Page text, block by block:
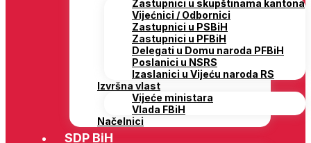
Zastupnici u skupštinama kantona
Vijećnici / Odbornici
Zastupnici u PSBiH
Zastupnici u PFBiH
Delegati u Domu naroda PFBiH
Poslanici u NSRS
Izaslanici u Vijeću naroda RS
Izvršna vlast
Vijeće ministara
Vlada FBiH
Načelnici
SDP BiH